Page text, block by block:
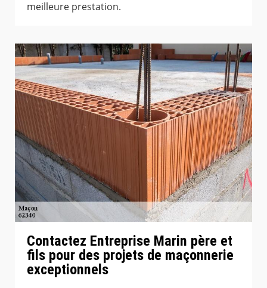
meilleure prestation.
Contactez Entreprise Marin père et
fils pour des projets de maçonnerie
exceptionnels